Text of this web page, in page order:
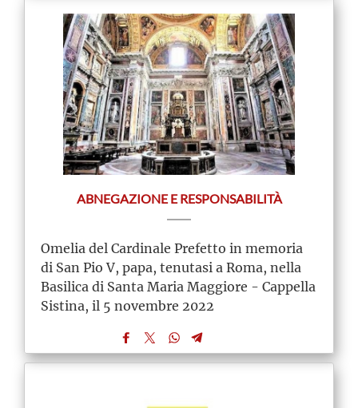
ABNEGAZIONE E RESPONSABILITÀ
Omelia del Cardinale Prefetto in memoria
di San Pio V, papa, tenutasi a Roma, nella
Basilica di Santa Maria Maggiore - Cappella
Sistina, il 5 novembre 2022